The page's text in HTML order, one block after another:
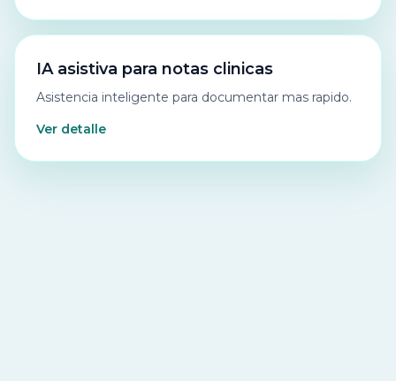
IA asistiva para notas clinicas
Asistencia inteligente para documentar mas rapido.
Ver detalle